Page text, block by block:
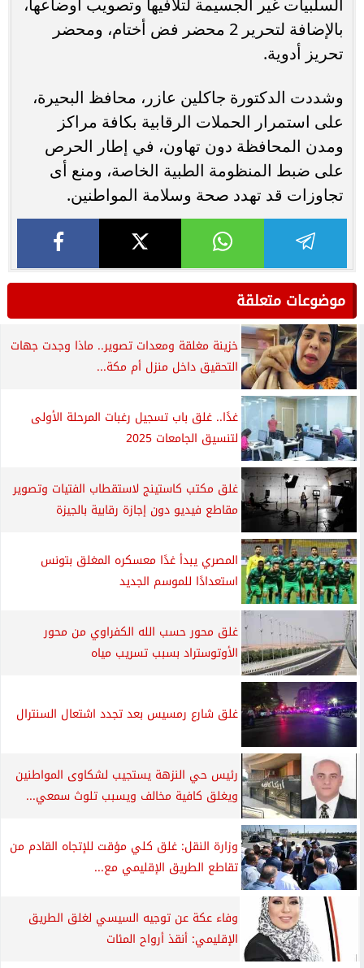
السلبيات غير الجسيمة لتلافيها وتصويب أوضاعها،
بالإضافة لتحرير 2 محضر فض أختام، ومحضر
تحريز أدوية.
وشددت الدكتورة جاكلين عازر، محافظ البحيرة،
على استمرار الحملات الرقابية بكافة مراكز
ومدن المحافظة دون تهاون، في إطار الحرص
على ضبط المنظومة الطبية الخاصة، ومنع أى
تجاوزات قد تهدد صحة وسلامة المواطنين.
موضوعات متعلقة
خزينة مغلقة ومعدات تصوير.. ماذا وجدت جهات
التحقيق داخل منزل أم مكة...
غدًا.. غلق باب تسجيل رغبات المرحلة الأولى
لتنسيق الجامعات 2025
غلق مكتب كاستينج لاستقطاب الفتيات وتصوير
مقاطع فيديو دون إجازة رقابية بالجيزة
المصري يبدأ غدًا معسكره المغلق بتونس
استعدادًا للموسم الجديد
غلق محور حسب الله الكفراوي من محور
الأوتوستراد بسبب تسريب مياه
غلق شارع رمسيس بعد تجدد اشتعال السنترال
رئيس حي النزهة يستجيب لشكاوى المواطنين
ويغلق كافية مخالف ويسبب تلوث سمعي...
وزارة النقل: غلق كلي مؤقت للإتجاه القادم من
تقاطع الطريق الإقليمي مع...
وفاء عكة عن توجيه السيسي لغلق الطريق
الإقليمي: أنقذ أرواح المئات